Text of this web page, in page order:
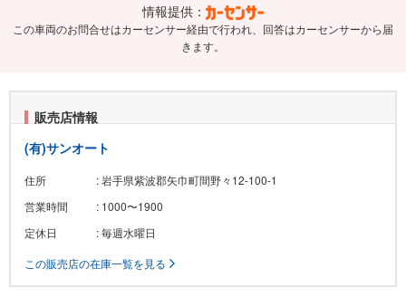
情報提供：
この車両のお問合せはカーセンサー経由で行われ、回答はカーセンサーから届
きます。
販売店情報
(有)サンオート
住所
: 岩手県紫波郡矢巾町間野々12-100-1
営業時間
: 1000〜1900
定休日
: 毎週水曜日
この販売店の在庫一覧を見る